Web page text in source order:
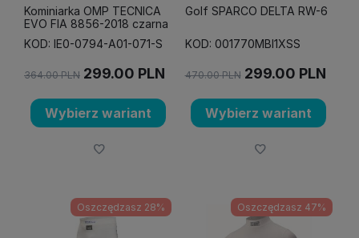
Kominiarka OMP TECNICA
EVO FIA 8856-2018 czarna
KOD: IE0-0794-A01-071-S
364.00 PLN 299.00 PLN
Wybierz wariant
Golf SPARCO DELTA RW-6
KOD: 001770MBI1XSS
470.00 PLN 299.00 PLN
Wybierz wariant
Oszczędzasz 28% Oszczędzasz 47%